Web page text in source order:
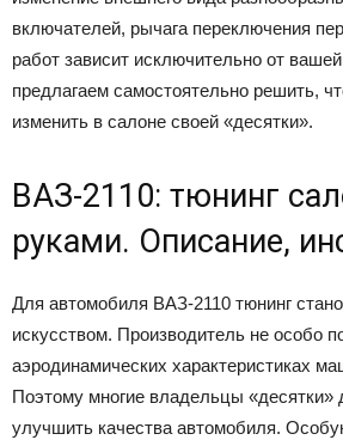
включателей, рычага переключения
работ зависит исключительно от
предлагаем самостоятельно решить,
изменить в салоне своей «десятки».
ВАЗ-2110: тюнинг
руками. Описание,
Для автомобиля ВАЗ-2110 тюнинг
искусством. Производитель не особо
аэродинамических характеристиках
Поэтому многие владельцы «десятки»
улучшить качества автомобиля.